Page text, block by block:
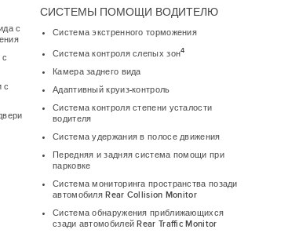
с
с
с
СИСТЕМЫ ПОМОЩИ ВОДИТЕЛЮ
Система экстренного торможения
Система контроля слепых зон4
Камера заднего вида
Адаптивный круиз-контроль
Система контроля степени усталости
водителя
Система удержания в полосе движения
Передняя и задняя система помощи при
парковке
Система мониторинга пространства позади
автомобиля Rear Collision Monitor
Система обнаружения приближающихся
сзади автомобилей Rear Traffic Monitor